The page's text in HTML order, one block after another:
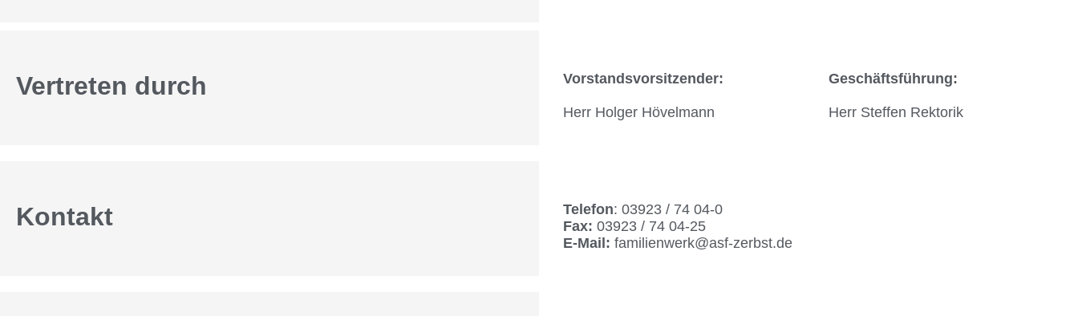
Vertreten durch Vorstandsvorsitzender:
Herr Holger Hövelmann
Geschäftsführung:
Herr Steffen Rektorik
Kontakt Telefon: 03923 / 74 04-0
Fax: 03923 / 74 04-25
E-Mail: familienwerk@asf-zerbst.de